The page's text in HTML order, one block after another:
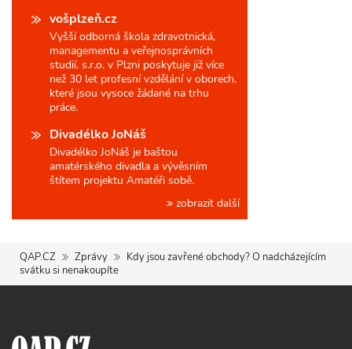
vošplzeň.cz
Vyšší odborná škola zdravotnická,
managementu a veřejnosprávních
studií, s.r.o. v Plzni poskytuje již více
než 30 let profesní vzdělání v oborech,
které jsou vysoce žádané na trhu
práce.
Divadélko JoNáš
Divadélko JoNáš je baštou
amatérského divadla a vývěsním
štítem projektu Amatéři sobě.
zobrazit další
QAP.CZ Zprávy
Kdy jsou zavřené obchody? O nadcházejícím
svátku si nenakoupíte